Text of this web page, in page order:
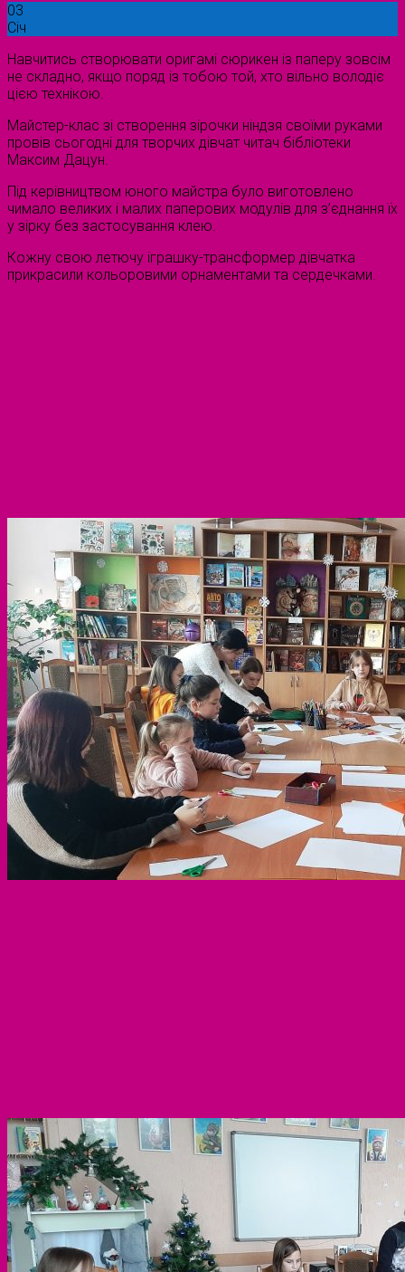
03
Січ
Навчитись створювати оригамі сюрикен із паперу зовсім
не складно, якщо поряд із тобою той, хто вільно володіє
цією технікою.
Майстер-клас зі створення зірочки ніндзя своїми руками
провів сьогодні для творчих дівчат читач бібліотеки
Максим Дацун.
Під керівництвом юного майстра було виготовлено
чимало великих і малих паперових модулів для з’єднання їх
у зірку без застосування клею.
Кожну свою летючу іграшку-трансформер дівчатка
прикрасили кольоровими орнаментами та сердечками.